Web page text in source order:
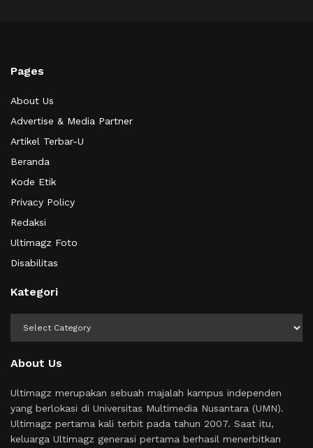
Pages
About Us
Advertise & Media Partner
Artikel Terbar-U
Beranda
Kode Etik
Privacy Policy
Redaksi
Ultimagz Foto
Disabilitas
Kategori
About Us
Ultimagz merupakan sebuah majalah kampus independen
yang berlokasi di Universitas Multimedia Nusantara (UMN).
Ultimagz pertama kali terbit pada tahun 2007. Saat itu,
keluarga Ultimagz generasi pertama berhasil menerbitkan